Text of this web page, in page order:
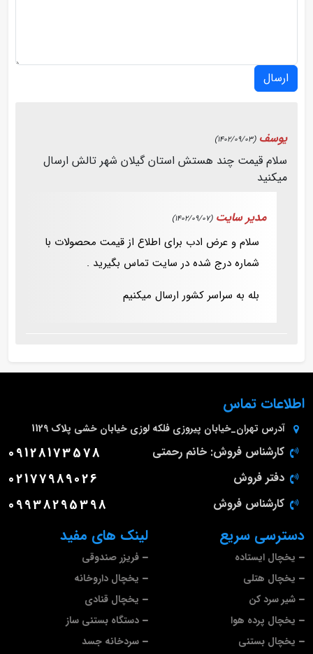
ارسال
یوسف(1402/09/03)
سلام قیمت چند هستش استان گیلان شهر تالش ارسال
میکنید
مدیر سایت (1402/09/07)
سلام و عرض ادب برای اطلاع از قیمت محصولات با
شماره درج شده در سایت تماس بگیرید .
بله به سراسر کشور ارسال میکنیم
لینک های مفید
فریزر صندوقی
یخچال داروخانه
یخچال قنادی
دستگاه بستنی ساز
سردخانه جسد
دسترسی سریع
یخچال ایستاده
یخچال هتلی
شیر سرد کن
یخچال پرده هوا
یخچال بستنی
اطلاعات تماس
آدرس تهران_خیابان پیروزی فلکه لوزی خیابان خشی پلاک 1129
کارشناس فروش: خانم رحمتی 09128173578
دفتر فروش 02177989026
کارشناس فروش 09938295398